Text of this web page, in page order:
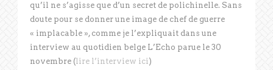
qu’il ne s’agisse que d’un secret de polichinelle. Sans
doute pour se donner une image de chef de guerre
« implacable », comme je l’expliquait dans une
interview au quotidien belge L’Echo parue le 30
novembre (lire l’interview ici)